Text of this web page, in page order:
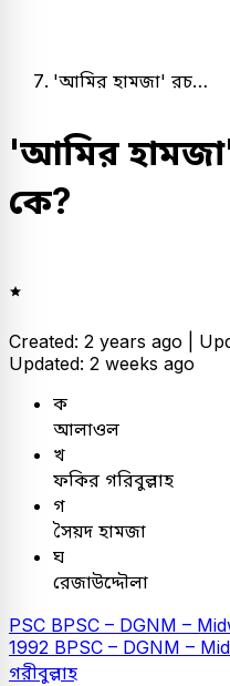
'আমির হামজা' রচ…
'আমির
কে?
Created: 2 years ago |
Updated: 2 weeks ago
ক
আলাওল
খ
ফকির গরিবুল্লাহ
গ
সৈয়দ হামজা
ঘ
রেজাউদ্দৌলা
PSC BPSC – DGNM –
1992 BPSC – DGNM –
গরীবুল্লাহ